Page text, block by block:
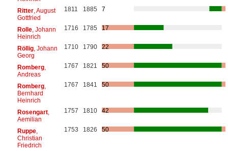
Ritter, August
Gottfried
1811 1885 7
Rolle, Johann
Heinrich
1716 1785 17
Röllig, Johann
Georg
1710 1790 22
Romberg,
Andreas
1767 1821 50
Romberg,
Bernhard
Heinrich
1767 1841 50
Rosengart,
Aemilian
1757 1810 42
Ruppe,
Christian
Friedrich
1753 1826 50